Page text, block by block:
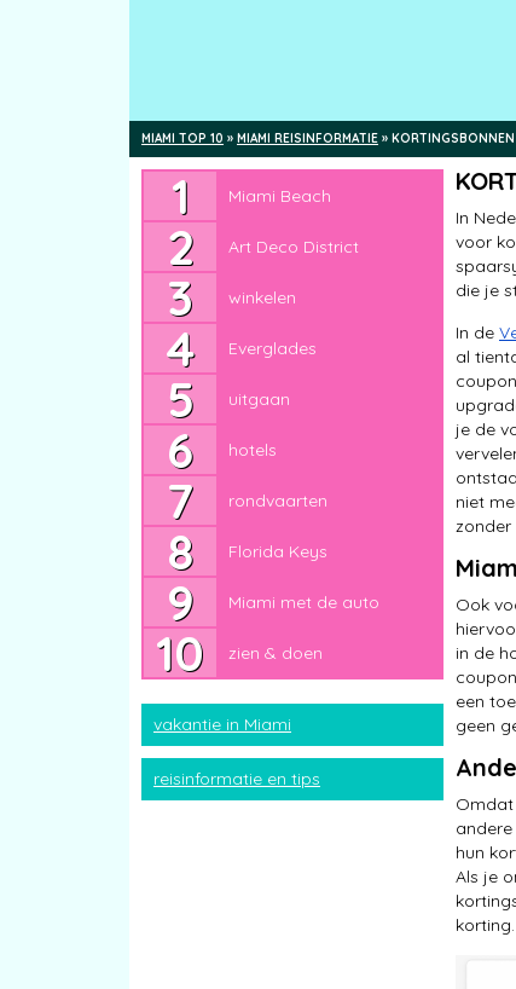
MIAMI TOP 10 » MIAMI REISINFORMATIE »
Miami Beach
Art Deco District
winkelen
Everglades
uitgaan
hotels
rondvaarten
Florida Keys
Miami met de auto
zien & doen
Miami Beach
Art Deco District
winkelen
Everglades
uitgaan
hotels
rondvaarten
Florida Keys
Miami met de auto
zien & doen
vakantie in Miami
reisinformatie en tips
In
voor
die je
In de
al
je de
niet
zonder
Ook
in de
een
geen
Omdat
hun
Als je